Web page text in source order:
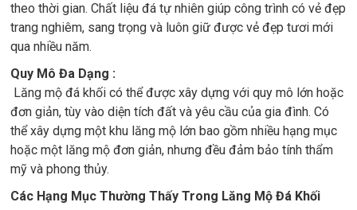
theo thời gian. Chất liệu đá tự nhiên giúp công trình có vẻ đẹp
trang nghiêm, sang trọng và luôn giữ được vẻ đẹp tươi mới
qua nhiều năm.
Quy Mô Đa Dạng :
Lăng mộ đá khối có thể được xây dựng với quy mô lớn hoặc
đơn giản, tùy vào diện tích đất và yêu cầu của gia đình. Có
thể xây dựng một khu lăng mộ lớn bao gồm nhiều hạng mục
hoặc một lăng mộ đơn giản, nhưng đều đảm bảo tính thẩm
mỹ và phong thủy.
Các Hạng Mục Thường Thấy Trong Lăng Mộ Đá Khối